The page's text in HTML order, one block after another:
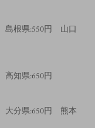
島根県:550円 山口
知県:650円
大分県:650円 熊本